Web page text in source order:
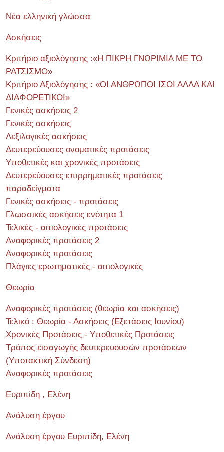
Νέα ελληνική γλώσσα
Ασκήσεις
Κριτήριο αξιολόγησης :«Η ΠΙΚΡΗ ΓΝΩΡΙΜΙΑ ΜΕ ΤΟ
ΡΑΤΣΙΣΜΟ»
Κριτήριο Αξιολόγησης : «ΟΙ ΑΝΘΡΩΠΟΙ ΙΣΟΙ ΑΛΛΑ ΚΑΙ
ΔΙΑΦΟΡΕΤΙΚΟΙ»
Γενικές ασκήσεις 2
Γενικές ασκήσεις
Λεξιλογικές ασκήσεις
Δευτερεύουσες ονοματικές προτάσεις
Υποθετικές και χρονικές προτάσεις
Δευτερεύουσες επιρρηματικές προτάσεις
παραδείγματα
Γενικές ασκήσεις - προτάσεις
Γλωσσικές ασκήσεις ενότητα 1
Τελικές - αιτιολογικές προτάσεις
Αναφορικές προτάσεις 2
Αναφορικές προτάσεις
Πλάγιες ερωτηματικές - αιτιολογικές
Θεωρία
Αναφορικές προτάσεις (θεωρία και ασκήσεις)
Τελικό : Θεωρία - Ασκήσεις (Εξετάσεις Ιουνίου)
Χρονικές Προτάσεις - Υποθετικές Προτάσεις
Τρόπος εισαγωγής δευτερευουσών προτάσεων
(Υποτακτική Σύνδεση)
Αναφορικές προτάσεις
Ευριπίδη , Ελένη
Ανάλυση έργου
Ανάλυση έργου Ευριπίδη, Ελένη